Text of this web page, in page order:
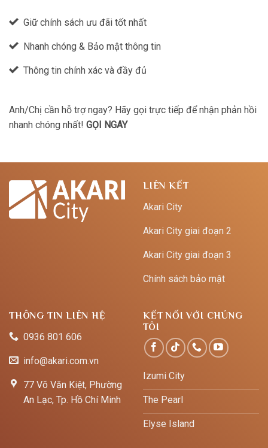
Giữ chính sách ưu đãi tốt nhất
Nhanh chóng & Bảo mật thông tin
Thông tin chính xác và đầy đủ
Anh/Chị cần hỗ trợ ngay? Hãy gọi trực tiếp để nhận phản hồi
nhanh chóng nhất! GỌI NGAY
LIÊN KẾT
Akari City
Akari City giai đoạn 2
Akari City giai đoạn 3
Chính sách bảo mật
THÔNG TIN LIÊN HỆ
0936 801 606
info@akari.com.vn
77 Võ Văn Kiệt, Phường
An Lạc, Tp. Hồ Chí Minh
KẾT NỐI VỚI CHÚNG
TÔI
Izumi City
The Pearl
Elyse Island